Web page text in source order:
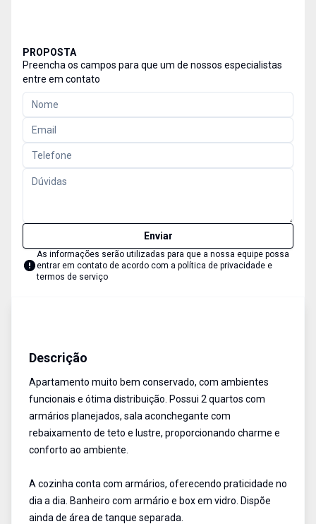
PROPOSTA
Preencha os campos para que um de nossos especialistas
entre em contato
Enviar
As informações serão utilizadas para que a nossa equipe possa
entrar em contato de acordo com a política de privacidade e
termos de serviço
Descrição
Apartamento muito bem conservado, com ambientes
funcionais e ótima distribuição. Possui 2 quartos com
armários planejados, sala aconchegante com
rebaixamento de teto e lustre, proporcionando charme e
conforto ao ambiente.
A cozinha conta com armários, oferecendo praticidade no
dia a dia. Banheiro com armário e box em vidro. Dispõe
ainda de área de tanque separada.